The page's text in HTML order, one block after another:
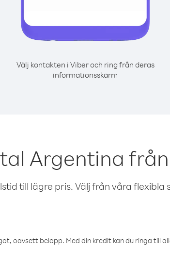
Välj kontakten i Viber och ring från deras
informationsskärm
Argentina
till lägre pris. Välj från våra
oavsett belopp. Med din kredit kan du ringa till